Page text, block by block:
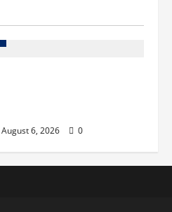
August 6, 2026 0